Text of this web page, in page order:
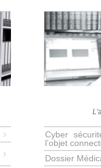
Cyber
l’objet
Dossier